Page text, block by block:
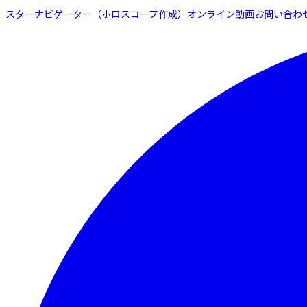
スターナビゲーター（ホロスコープ作成） オンライン動画お問い合わ